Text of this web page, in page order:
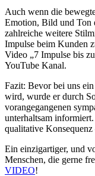
Auch wenn die
Emotion, Bild und Ton
zahlreiche weitere
Impulse beim Kunden
Video „7 Impulse bis
YouTube Kanal.
Fazit: Bevor bei uns
wird, wurde er durch
vorangegangenen
unterhaltsam
qualitative
Ein einzigartiger, und
Menschen, die gerne
VIDEO!